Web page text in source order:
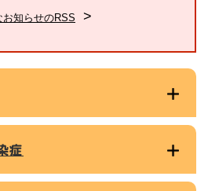
お知らせのRSS
症